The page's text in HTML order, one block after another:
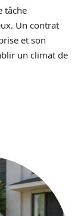
tâche
Un contrat
et son
un climat de